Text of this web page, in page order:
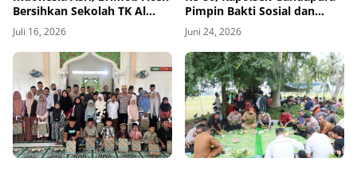
Bersihkan Sekolah TK Al
Jabal Nur
Juli 16, 2026
Pimpin Bakti Sosial dan
Salurkan Bantuan untuk
Masyarakat
Juni 24, 2026